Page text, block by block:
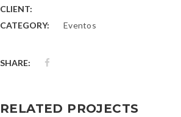
CLIENT:
CATEGORY:
Eventos
SHARE:
RELATED PROJECTS